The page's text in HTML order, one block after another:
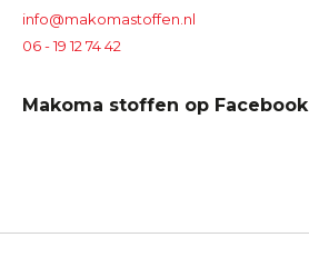
info@makomastoffen.nl
06 - 19 12 74 42
Makoma stoffen op Facebook